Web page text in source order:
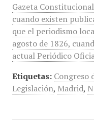
Gazeta
cuando existen
que el periodismo
agosto de 1826,
actual Periódico
Etiquetas: Congreso
Legislación, Madrid,